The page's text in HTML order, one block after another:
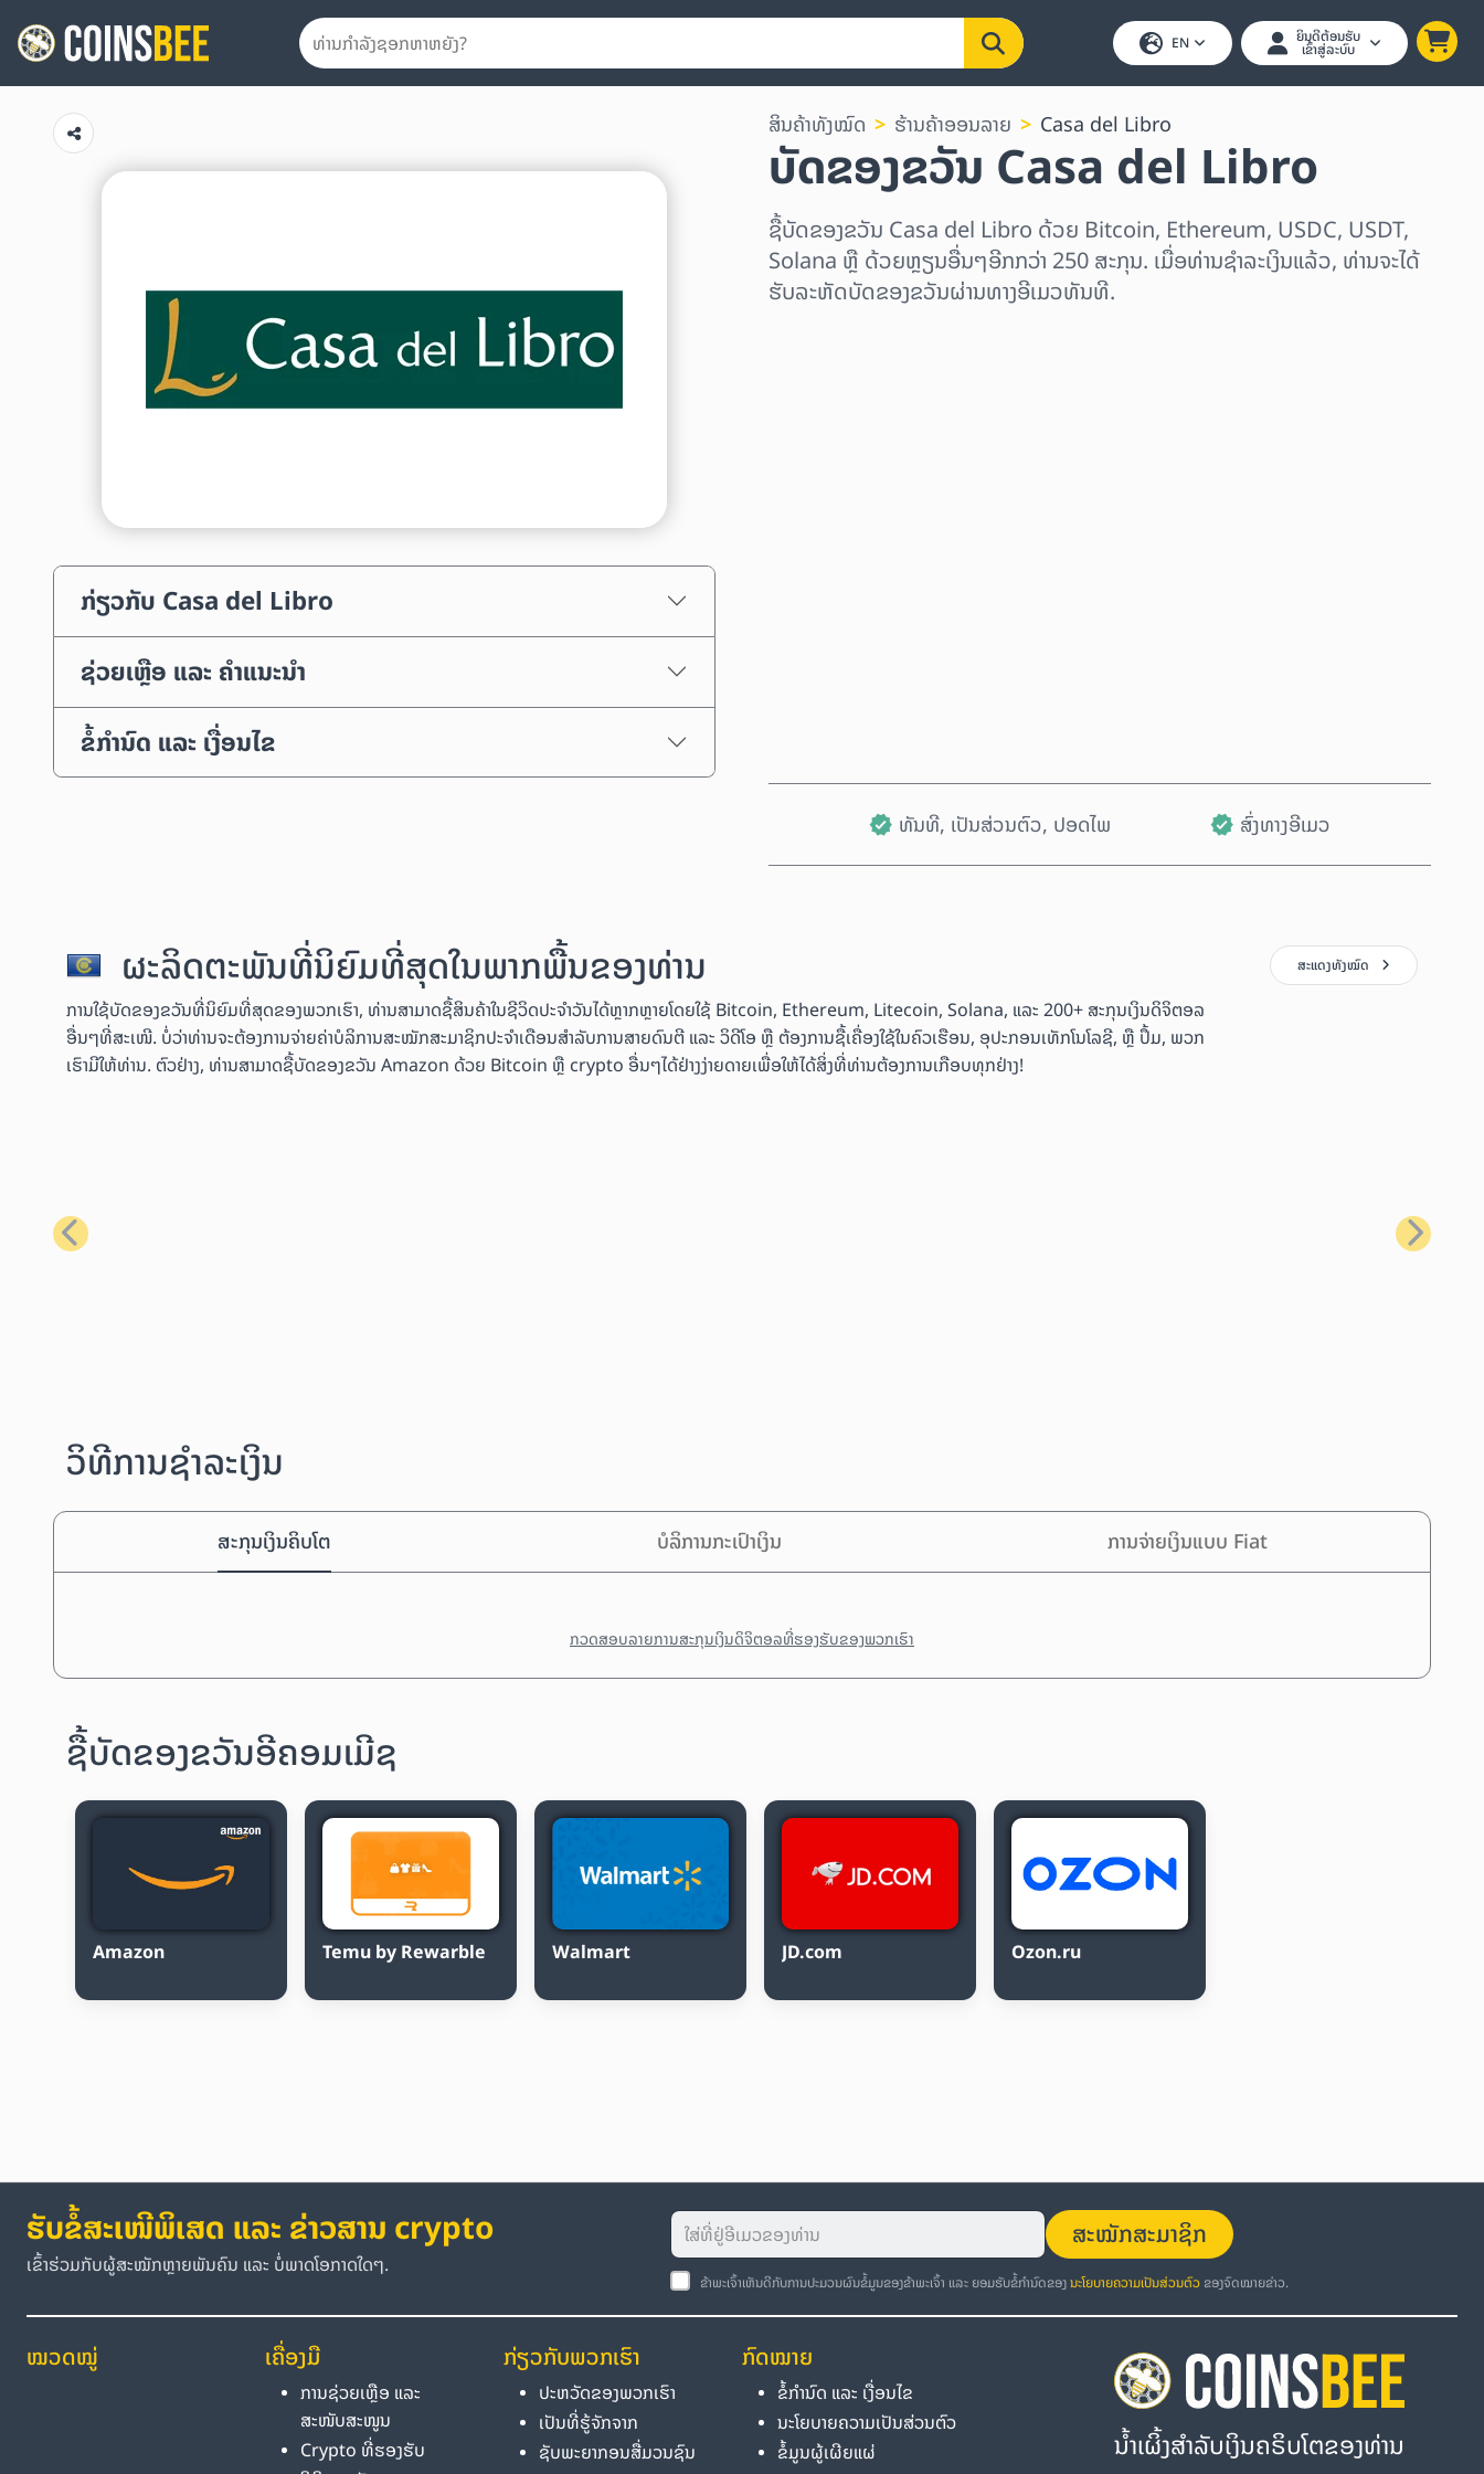
EN ຍິນດີຕ້ອນຮັບ
ເຂົ້າສູ່ລະບົບ
ກ່ຽວກັບ Casa del Libro
ຊ່ວຍເຫຼືອ ແລະ ຄຳແນະນຳ
ຂໍ້ກຳນົດ ແລະ ເງື່ອນໄຂ
ສິນຄ້າທັງໝົດ ຮ້ານຄ້າອອນລາຍ Casa del Libro
ບັດຂອງຂວັນ Casa del Libro
ຊື້ບັດຂອງຂວັນ Casa del Libro ດ້ວຍ Bitcoin, Ethereum, USDC, USDT,
Solana ຫຼື ດ້ວຍຫຼຽນອື່ນໆອີກກວ່າ 250 ສະກຸນ. ເມື່ອທ່ານຊຳລະເງິນແລ້ວ, ທ່ານຈະໄດ້
ຮັບລະຫັດບັດຂອງຂວັນຜ່ານທາງອີເມວທັນທີ.
ທັນທີ, ເປັນສ່ວນຕົວ, ປອດໄພ ສົ່ງທາງອີເມວ
ຜະລິດຕະພັນທີ່ນິຍົມທີ່ສຸດໃນພາກພື້ນຂອງທ່ານ
ການໃຊ້ບັດຂອງຂວັນທີ່ນິຍົມທີ່ສຸດຂອງພວກເຮົາ, ທ່ານສາມາດຊື້ສິນຄ້າໃນຊີວິດປະຈຳວັນໄດ້ຫຼາກຫຼາຍໂດຍໃຊ້ Bitcoin, Ethereum, Litecoin, Solana, ແລະ 200+ ສະກຸນເງິນດິຈິຕອລ
ອື່ນໆທີ່ສະເໜີ. ບໍ່ວ່າທ່ານຈະຕ້ອງການຈ່າຍຄ່າບໍລິການສະໝັກສະມາຊິກປະຈຳເດືອນສຳລັບການສາຍດົນຕີ ແລະ ວິດີໂອ ຫຼື ຕ້ອງການຊື້ເຄື່ອງໃຊ້ໃນຄົວເຮືອນ, ອຸປະກອນເທັກໂນໂລຊີ, ຫຼື ປຶ້ມ, ພວກ
ເຮົາມີໃຫ້ທ່ານ. ຕົວຢ່າງ, ທ່ານສາມາດຊື້ບັດຂອງຂວັນ Amazon ດ້ວຍ Bitcoin ຫຼື crypto ອື່ນໆໄດ້ຢ່າງງ່າຍດາຍເພື່ອໃຫ້ໄດ້ສິ່ງທີ່ທ່ານຕ້ອງການເກືອບທຸກຢ່າງ!
ສະແດງທັງໝົດ
ກ່ອນໜ້າ ຕໍ່ໄປ
ວິທີການຊຳລະເງິນ
ສະກຸນເງິນຄິບໂຕ ບໍລິການກະເປົາເງິນ ການຈ່າຍເງິນແບບ Fiat
ກວດສອບລາຍການສະກຸນເງິນດິຈິຕອລທີ່ຮອງຮັບຂອງພວກເຮົາ
ຊື້ບັດຂອງຂວັນອີຄອມເມີຊ
Amazon Temu by Rewarble Walmart JD.com Ozon.ru
ຮັບຂໍ້ສະເໜີພິເສດ ແລະ ຂ່າວສານ crypto
ເຂົ້າຮ່ວມກັບຜູ້ສະໝັກຫຼາຍພັນຄົນ ແລະ ບໍ່ພາດໂອກາດໃດໆ.
ສະໝັກສະມາຊິກ
ຂ້າພະເຈົ້າເຫັນດີກັບການປະມວນຜົນຂໍ້ມູນຂອງຂ້າພະເຈົ້າ ແລະ ຍອມຮັບຂໍ້ກຳນົດຂອງນະໂຍບາຍຄວາມເປັນສ່ວນຕົວຂອງຈົດໝາຍຂ່າວ.
ໝວດໝູ່ ເຄື່ອງມື
ການຊ່ວຍເຫຼືອ ແລະ
ສະໜັບສະໜູນ
Crypto ທີ່ຮອງຮັບ
ກ່ຽວກັບພວກເຮົາ
ປະຫວັດຂອງພວກເຮົາ
ເປັນທີ່ຮູ້ຈັກຈາກ
ຊັບພະຍາກອນສື່ມວນຊົນ
ກົດໝາຍ
ຂໍ້ກຳນົດ ແລະ ເງື່ອນໄຂ
ນະໂຍບາຍຄວາມເປັນສ່ວນຕົວ
ຂໍ້ມູນຜູ້ເຜີຍແຜ່
ນໍ້າເຜິ້ງສຳລັບເງິນຄຣິບໂຕຂອງທ່ານ